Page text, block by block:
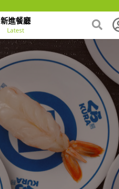
新進餐廳
Latest